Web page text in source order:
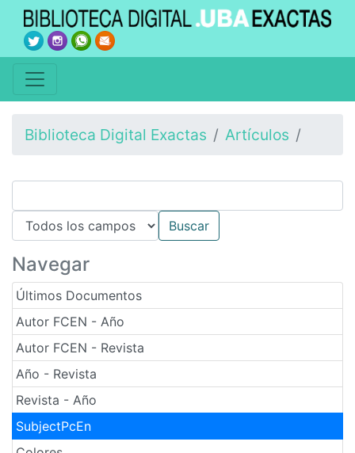
Biblioteca Digital Exactas Artículos
Navegar
Últimos Documentos
Autor FCEN - Año
Autor FCEN - Revista
Año - Revista
Revista - Año
SubjectPcEn